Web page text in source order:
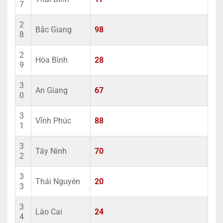
7
2
8
Bắc Giang 98
2
9
Hòa Bình 28
3
0
An Giang 67
3
1
Vĩnh Phúc 88
3
2
Tây Ninh 70
3
3
Thái Nguyên 20
3
4
Lào Cai 24